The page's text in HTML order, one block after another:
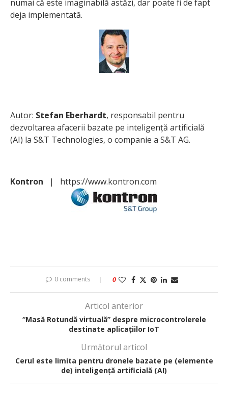
numai că este imaginabilă astăzi, dar poate fi de fapt
deja implementată.
Autor: Stefan Eberhardt, responsabil pentru
dezvoltarea afacerii bazate pe inteligență artificială
(AI) la S&T Technologies, o companie a S&T AG.
Kontron | https://www.kontron.com
0 comments 0
Articol anterior
“Masă Rotundă virtuală” despre microcontrolerele
destinate aplicațiilor IoT
Următorul articol
Cerul este limita pentru dronele bazate pe (elemente
de) inteligență artificială (AI)